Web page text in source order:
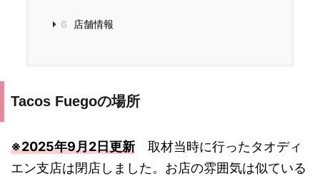
6 店舗情報
Tacos Fuegoの場所
※2025年9月2日更新 取材当時に行ったタオディ
エン支店は閉店しました。お店の雰囲気は似ている